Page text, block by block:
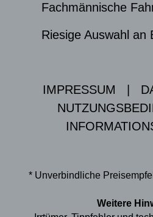
Fachmännische
Riesige Auswahl an
IMPRESSUM
* Unverbindliche
Weitere